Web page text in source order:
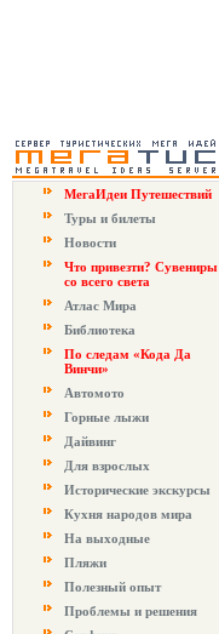
МегаИдеи Путешествий
Туры и билеты
Новости
Что привезти? Сувениры
со всего света
Атлас Мира
Библиотека
По следам «Кода Да
Винчи»
Автомото
Горные лыжи
Дайвинг
Для взрослых
Исторические экскурсы
Кухня народов мира
На выходные
Пляжи
Полезный опыт
Проблемы и решения